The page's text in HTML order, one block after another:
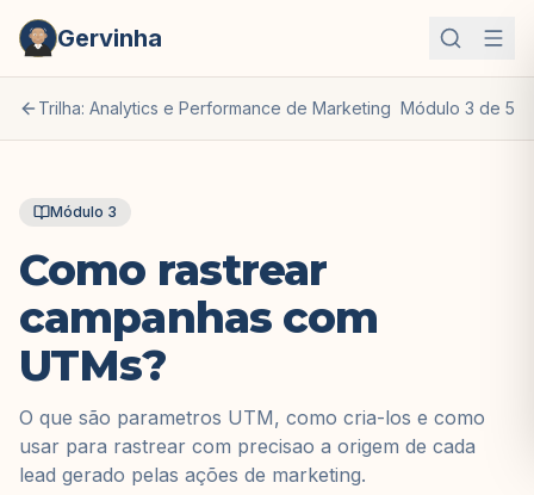
Gervinha
Trilha: Analytics e Performance de Marketing Módulo 3 de 5
Módulo 3
Como rastrear
campanhas com
UTMs?
O que são parametros UTM, como cria-los e como
usar para rastrear com precisao a origem de cada
lead gerado pelas ações de marketing.